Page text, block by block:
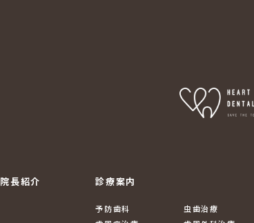
院長紹介 診療案内
予防歯科
虫歯治療